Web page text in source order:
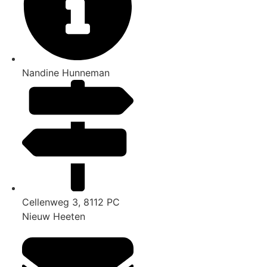
Nandine Hunneman
Cellenweg 3, 8112 PC
Nieuw Heeten